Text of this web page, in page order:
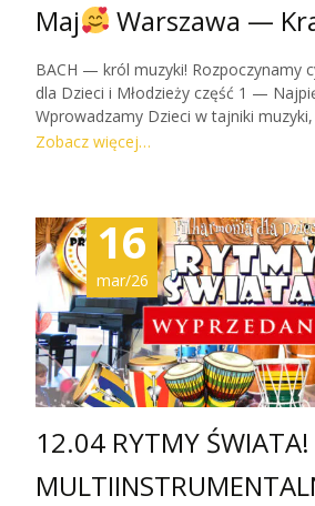
Maj
Warszawa —
BACH — król muzyki! Rozpoczynamy
dla Dzieci i Młodzieży część 1 —
Wprowadzamy Dzieci w tajniki muzyki,
rozumieć, rozpoznawać i zachwycamy
Młodzieży w Warszawie Warszawa
2026Kraków 17.05dyrekcja i
FILHARMONII DLA DZIECI KAŻDY
Zobacz więcej…
Zobacz więcej…
16
mar/26
12.04 RYTMY ŚWIATA!